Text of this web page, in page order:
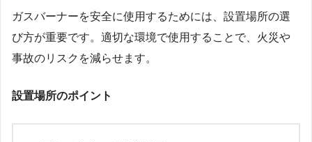
ガスバーナーを安全に使用するためには、設置場所の選
び方が重要です。適切な環境で使用することで、火災や
事故のリスクを減らせます。
設置場所のポイント